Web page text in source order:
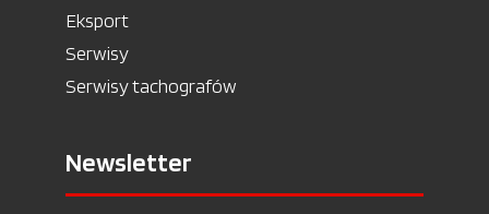
Eksport
Serwisy
Serwisy tachografów
Newsletter